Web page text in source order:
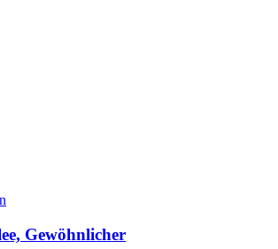
Gewöhnlicher